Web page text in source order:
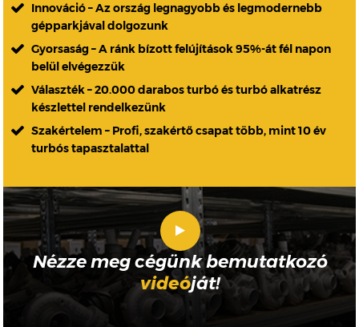
Innováció – Az ország legnagyobb és legmodernebb
gépparkjával dolgozunk
Gyorsaság – A ránk bízott felújítások 95%-át fél napon
belül elvégezzük
Választék – 20.000 darabos turbó és turbó alkatrész
készlettel rendelkezünk
Szakértelem – Profi, szakértő csapat több, mint 10 év
turbós tapasztalattal
Nézze meg cégünk bemutatkozó
videóját!